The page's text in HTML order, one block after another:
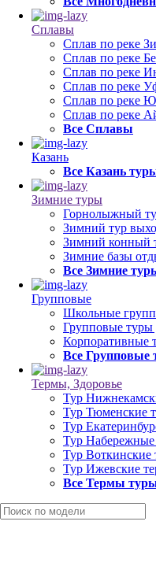
Сплавы
Сплав по реке
Сплав по реке
Сплав по реке
Сплав по реке
Сплав по реке
Сплав по реке
Все Сплавы
Казань
Все Казань
Зимние туры
Горнолыжный
Зимний тур
Зимний конный
Зимние базы
Все Зимние
Групповые
Школьные
Групповые туры
Корпоративные
Все Групповые
Термы, Здоровье
Тур
Тур Тюменские
Тур
Тур
Тур Воткинские
Тур Ижевские
Все Термы